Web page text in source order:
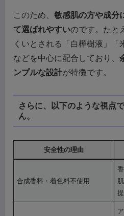
このため、 敏感肌の方や成分
て選ばれやすいのです。たと
くいとされる「白樺樹液」「
などを中心に配合しており、
ンプルな設計が特徴です。
さらに、以下のような視点
ん。
安全性の理由
合成香料・着色料不使用